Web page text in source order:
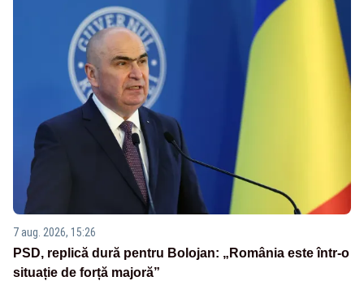
7 aug. 2026, 15:26
PSD, replică dură pentru Bolojan: „România este într-o
situație de forță majoră”